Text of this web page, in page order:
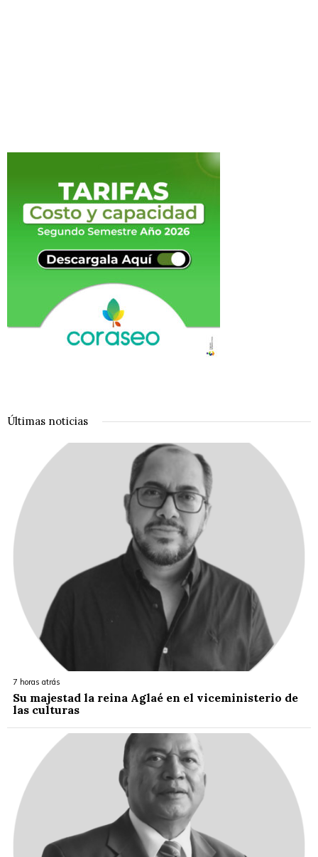
Últimas noticias
7 horas atrás
Su majestad la reina Aglaé en el viceministerio de
las culturas